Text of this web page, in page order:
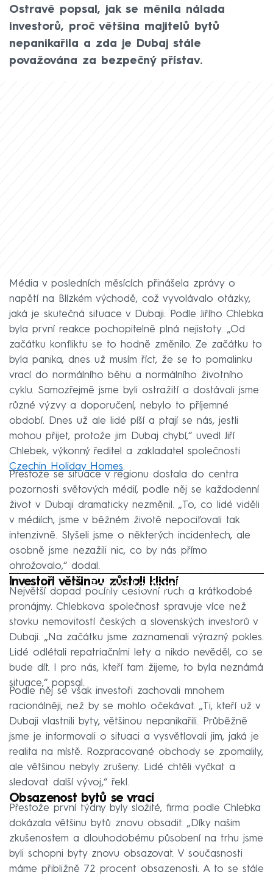
Ostravě popsal, jak se měnila nálada
investorů, proč většina majitelů bytů
nepanikařila a zda je Dubaj stále
považována za bezpečný přístav.
Média v posledních měsících přinášela zprávy o
napětí na Blízkém východě, což vyvolávalo otázky,
jaká je skutečná situace v Dubaji. Podle Jiřího Chlebka
byla první reakce pochopitelně plná nejistoty. „Od
začátku konfliktu se to hodně změnilo. Ze začátku to
byla panika, dnes už musím říct, že se to pomalinku
vrací do normálního běhu a normálního životního
cyklu. Samozřejmě jsme byli ostražití a dostávali jsme
různé výzvy a doporučení, nebylo to příjemné
období. Dnes už ale lidé píší a ptají se nás, jestli
mohou přijet, protože jim Dubaj chybí,“ uvedl Jiří
Chlebek, výkonný ředitel a zakladatel společnosti
Czechin Holiday Homes.
Přestože se situace v regionu dostala do centra
pozornosti světových médií, podle něj se každodenní
život v Dubaji dramaticky nezměnil. „To, co lidé viděli
v médiích, jsme v běžném životě nepociťovali tak
intenzivně. Slyšeli jsme o některých incidentech, ale
osobně jsme nezažili nic, co by nás přímo
ohrožovalo,“ dodal.
Failed to fetch
Investoři většinou zůstali klidní
Největší dopad pocítily cestovní ruch a krátkodobé
pronájmy. Chlebkova společnost spravuje více než
stovku nemovitostí českých a slovenských investorů v
Dubaji. „Na začátku jsme zaznamenali výrazný pokles.
Lidé odlétali repatriačními lety a nikdo nevěděl, co se
bude dít. I pro nás, kteří tam žijeme, to byla neznámá
situace,“ popsal.
Podle něj se však investoři zachovali mnohem
racionálněji, než by se mohlo očekávat. „Ti, kteří už v
Dubaji vlastnili byty, většinou nepanikařili. Průběžně
jsme je informovali o situaci a vysvětlovali jim, jaká je
realita na místě. Rozpracované obchody se zpomalily,
ale většinou nebyly zrušeny. Lidé chtěli vyčkat a
sledovat další vývoj,“ řekl.
Obsazenost bytů se vrací
Přestože první týdny byly složité, firma podle Chlebka
dokázala většinu bytů znovu obsadit. „Díky našim
zkušenostem a dlouhodobému působení na trhu jsme
byli schopni byty znovu obsazovat. V současnosti
máme přibližně 72 procent obsazenosti. A to se stále